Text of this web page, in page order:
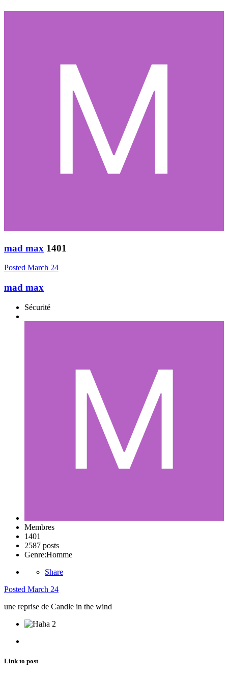
mad max 1401
Posted March 24
mad max
Sécurité
Membres
1401
2587 posts
Genre:Homme
Share
Posted March 24
une reprise de Candle in the wind
2
Link to post